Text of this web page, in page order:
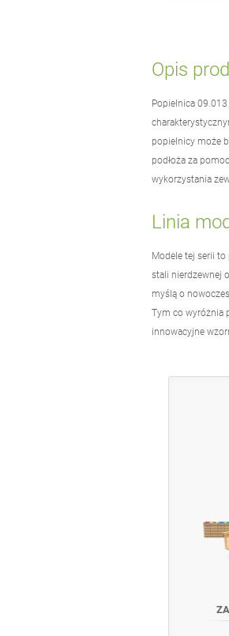
Opis
Popielnica
popielnicy może
podłoża za
wykorzystania
Linia
Modele tej serii
stali nierdzewnej
myślą o
Tym co wyróżnia
innowacyjne